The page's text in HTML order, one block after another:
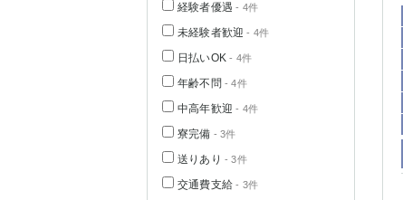
経験者優遇 - 4件
未経験者歓迎 - 4件
日払いOK - 4件
年齢不問 - 4件
中高年歓迎 - 4件
寮完備 - 3件
送りあり - 3件
交通費支給 - 3件